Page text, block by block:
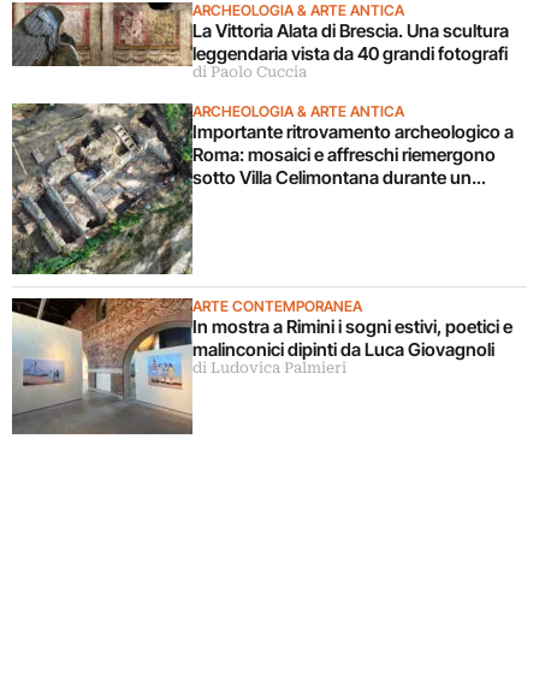
ARCHEOLOGIA & ARTE ANTICA
La Vittoria Alata di Brescia. Una scultura
leggendaria vista da 40 grandi fotografi
di Paolo Cuccia
ARCHEOLOGIA & ARTE ANTICA
Importante ritrovamento archeologico a
Roma: mosaici e affreschi riemergono
sotto Villa Celimontana durante un
ARTE CONTEMPORANEA
In mostra a Rimini i sogni estivi, poetici e
malinconici dipinti da Luca Giovagnoli
di Ludovica Palmieri